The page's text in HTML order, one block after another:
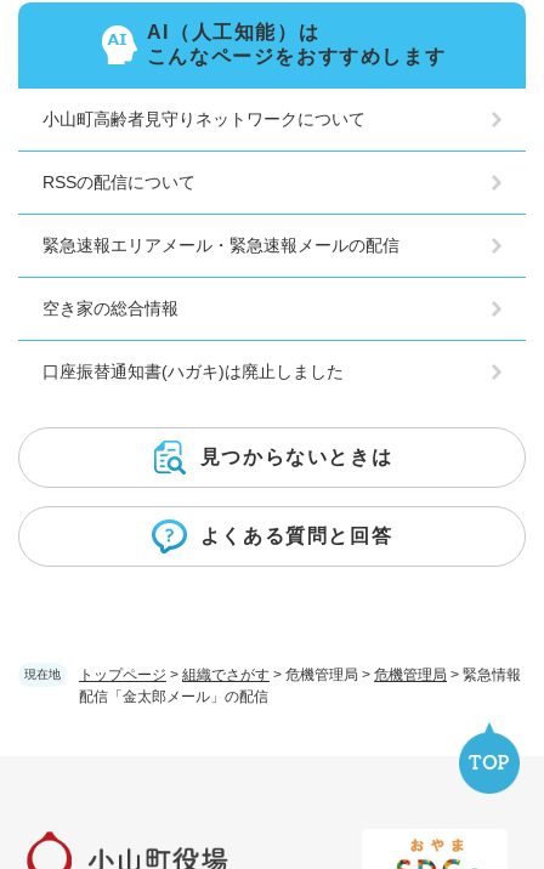
現在地 トップページ > 組織でさがす > 危機管理局 > 危機管理局 > 緊急情報
配信「金太郎メール」の配信
AI（人工知能）は
こんなページをおすすめします
小山町高齢者見守りネットワークについて
RSSの配信について
緊急速報エリアメール・緊急速報メールの配信
空き家の総合情報
口座振替通知書(ハガキ)は廃止しました
見つからないときは
よくある質問と回答